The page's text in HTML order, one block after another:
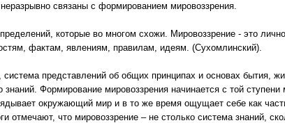
связаны с формированием мировоззрения.
которые во многом схожи. Мировоззрение - это
фактам, явлениям, правилам, идеям. (Сухомлинский).
представлений об общих принципах и основах бытия,
Формирование мировоззрения начинается с той
окружающий мир и в то же время ощущает себе как
отмечают, что мировоззрение – не столько система знаний,